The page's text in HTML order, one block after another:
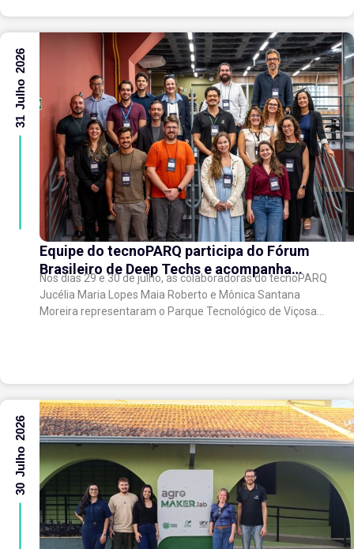
Equipe do tecnoPARQ participa do Fórum
Brasileiro de Deep Techs e acompanha
debates sobre políticas para inovação
científica
Nos dias 29 e 30 de julho, as colaboradoras do tecnoPARQ
Jucélia Maria Lopes Maia Roberto e Mônica Santana
Moreira representaram o Parque Tecnológico de Viçosa
31 Julho 2026
30 Julho 2026